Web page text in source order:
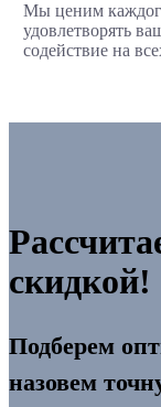
Мы ценим
удовлетворять
содействие на
скидкой!
Подберем
назовем